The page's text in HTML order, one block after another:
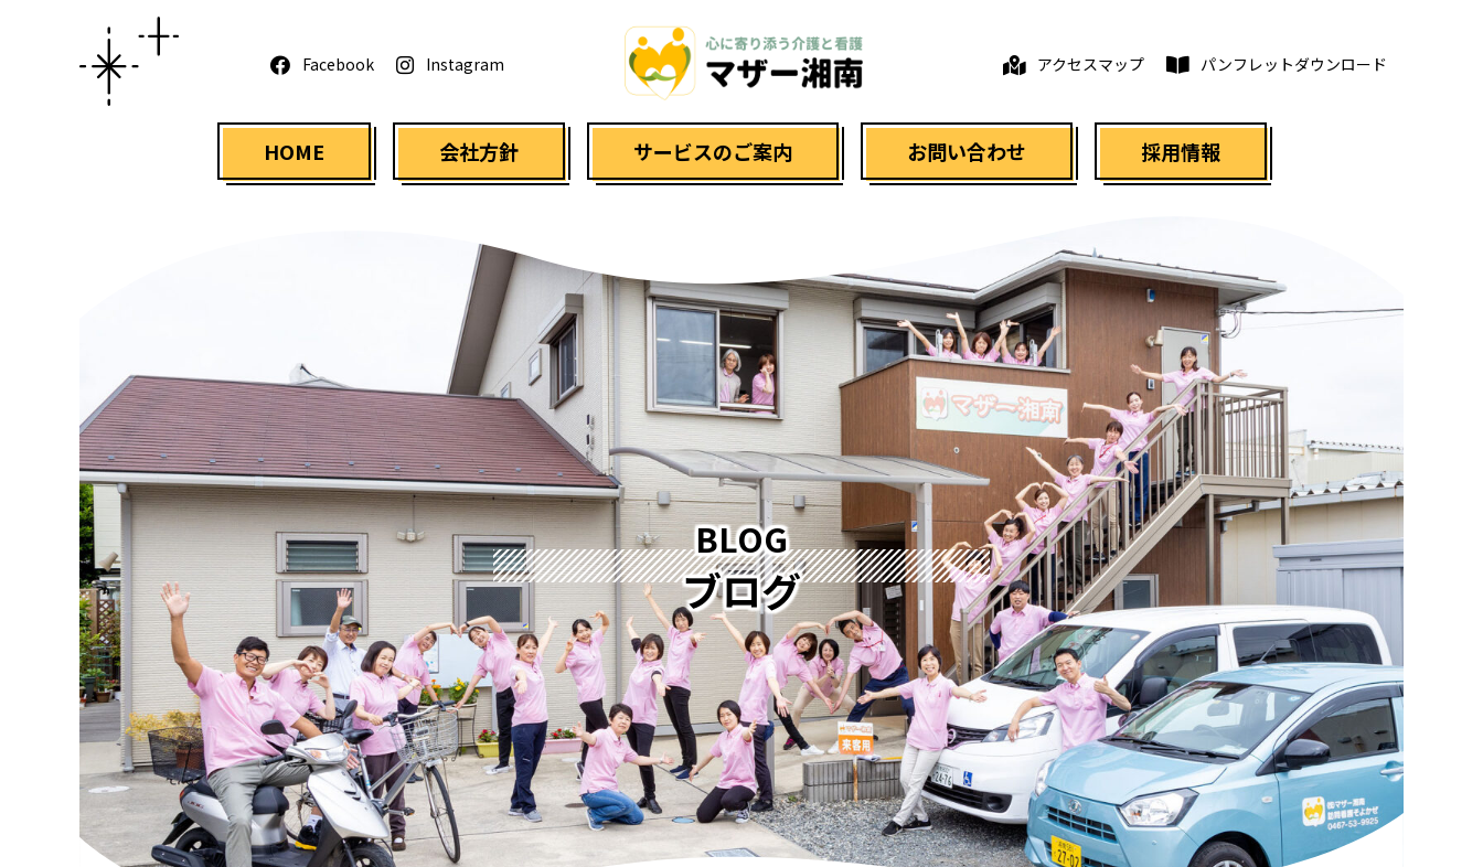
Facebook Instagram アクセスマップ パンフレットダウンロード
HOME 会社方針 サービスのご案内 お問い合わせ 採用情報
BLOG
ブログ